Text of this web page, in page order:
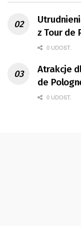
z Tour de
0 UDOST.
Atrakcje
de
0 UDOST.